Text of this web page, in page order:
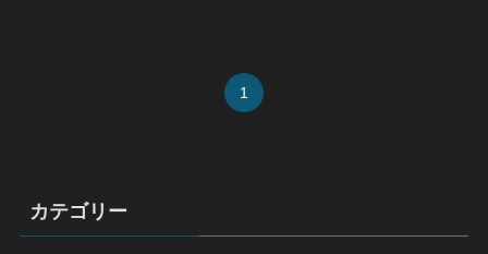
1
カテゴリー